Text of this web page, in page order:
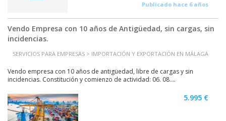
Publicado hace 6 años
Vendo Empresa con 10 años de Antigüedad, sin cargas, sin
incidencias.
SERVICIOS PARA EMPRESAS > IMPORTACIÓN Y EXPORTACIÓN EN MÁLAGA
Vendo empresa con 10 años de antigüedad, libre de cargas y sin
incidencias. Constitución y comienzo de actividad: 06. 08....
5.995 €